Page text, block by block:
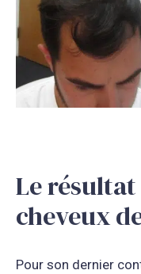
Le
cheveux
Pour son dernier